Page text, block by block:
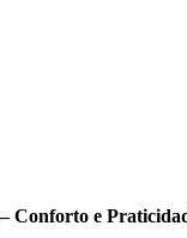
Conforto e